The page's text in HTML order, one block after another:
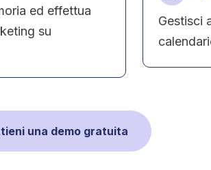
ed effettua
su
Gestisci
una demo gratuita